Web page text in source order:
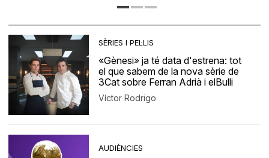
SÈRIES I PEL·LIS
«Gènesi» ja té data d'estrena: tot
el que sabem de la nova sèrie de
3Cat sobre Ferran Adrià i elBulli
Víctor Rodrigo
AUDIÈNCIES